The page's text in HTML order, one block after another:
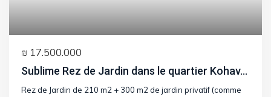
₪ 17.500.000
Sublime Rez de Jardin dans le quartier Kohav...
Rez de Jardin de 210 m2 + 300 m2 de jardin privatif (comme